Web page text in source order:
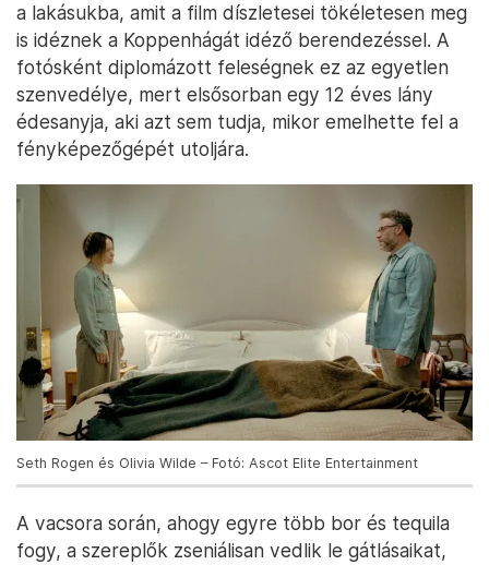
a lakásukba, amit a film díszletesei tökéletesen meg
is idéznek a Koppenhágát idéző berendezéssel. A
fotósként diplomázott feleségnek ez az egyetlen
szenvedélye, mert elsősorban egy 12 éves lány
édesanyja, aki azt sem tudja, mikor emelhette fel a
fényképezőgépét utoljára.
Seth Rogen és Olivia Wilde – Fotó: Ascot Elite Entertainment
A vacsora során, ahogy egyre több bor és tequila
fogy, a szereplők zseniálisan vedlik le gátlásaikat,